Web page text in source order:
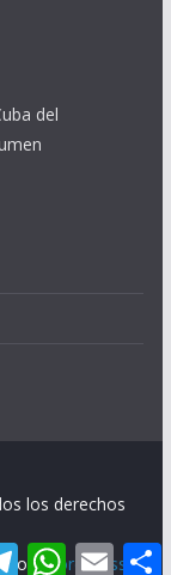
del
los derechos
conWordPress .
T W E